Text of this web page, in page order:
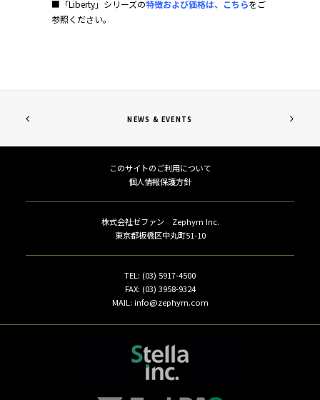
■「Liberty」シリーズの特徴および価格は、こちらをご
参照ください。
NEWS & EVENTS
このサイトのご利用について
個人情報保護方針
株式会社ゼファン Zephyrn Inc.
東京都板橋区中丸町51-10
TEL: (03) 5917-4500
FAX: (03) 3958-9324
MAIL: info@zephyrn.com